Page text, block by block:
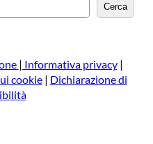
Cerca
| Informativa privacy|
cookie| Dichiarazione di